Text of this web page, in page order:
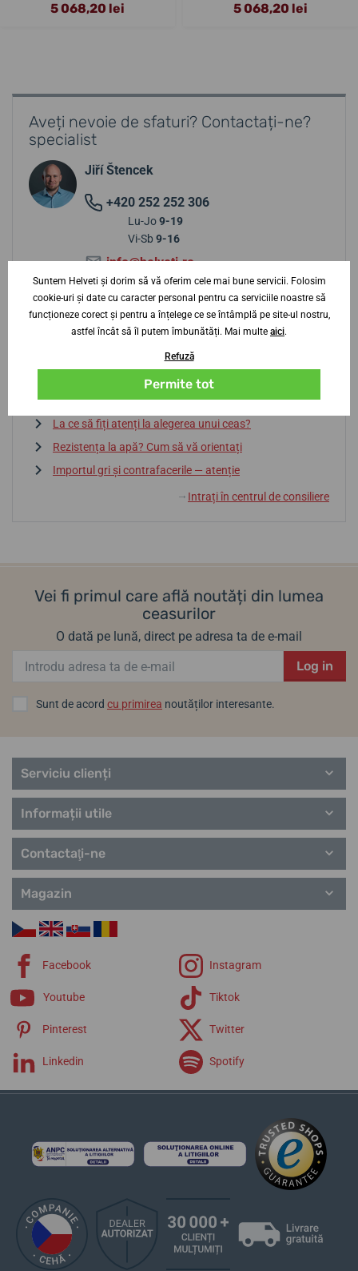
5 068,20 lei 5 068,20 lei
Aveți nevoie de sfaturi? Contactați-ne?
specialist
Jiří Štencek
+420 252 252 306
Lu-Jo9-19
Vi-Sb 9-16
info@helveti.ro
Sfaturi de la centrul de consiliere
Baterie sau automatic? Avantaje și dezavantaje
Dicționar de termeni
La ce să fiți atenți la alegerea unui ceas?
Rezistența la apă? Cum să vă orientați
Importul gri și contrafacerile — atenție
↓ Intrați în centrul de consiliere
Vei fi primul care află noutăți din lumea
ceasurilor
O dată pe lună, direct pe adresa ta de e-mail
Log in
Sunt de acord cu primirea noutăților interesante.
Serviciu clienți
Informații utile
Contactaţi-ne
Magazin
Facebook Instagram
Youtube Tiktok
Pinterest Twitter
Linkedin Spotify
Suntem Helveti și dorim să vă oferim cele mai bune servicii. Folosim
cookie-uri și date cu caracter personal pentru ca serviciile noastre să
funcționeze corect și pentru a înțelege ce se întâmplă pe site-ul nostru,
astfel încât să îl putem îmbunătăți. Mai multe aici.
Refuză
Permite tot